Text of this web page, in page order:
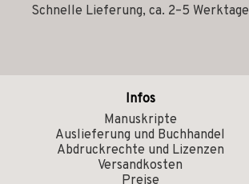
Schnelle Lieferung, ca. 2–5 Werktage
Infos
Manuskripte
Auslieferung und Buchhandel
Abdruckrechte und Lizenzen
Versandkosten
Preise